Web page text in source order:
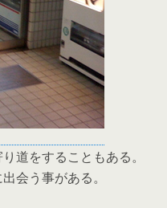
道をすることもある。
会う事がある。